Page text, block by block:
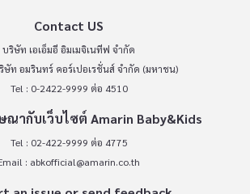
Contact US
บริษัท เอเอ็มอี อิมเมจิเนทีฟ จำกัด
ษัท อมรินทร์ คอร์เปอเรชั่นส์ จำกัด (มหาชน)
Tel : 0-2422-9999 ต่อ 4510
ณากับเว็บไซต์ Amarin Baby&Kids
Tel : 02-422-9999 ต่อ 4775
: abkofficial@amarin.co.th